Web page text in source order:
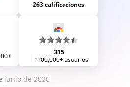
263 calificaciones
315
100,000+ usuarios
junio de 2026